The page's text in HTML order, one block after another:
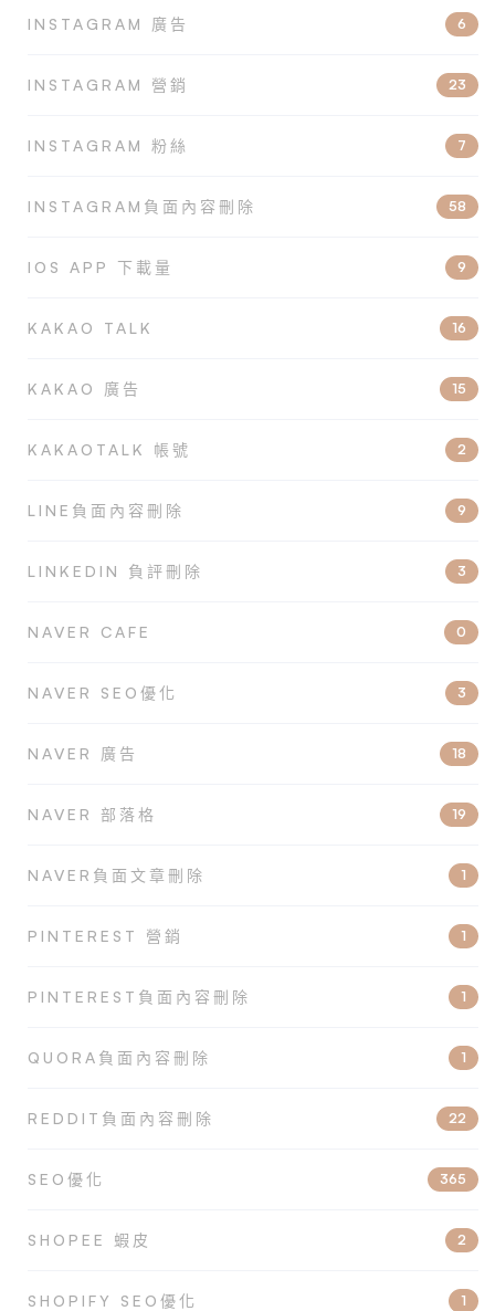
INSTAGRAM 廣告 6
INSTAGRAM 營銷 23
INSTAGRAM 粉絲 7
INSTAGRAM負面內容刪除 58
IOS APP 下載量 9
KAKAO TALK 16
KAKAO 廣告 15
KAKAOTALK 帳號 2
LINE負面內容刪除 9
LINKEDIN 負評刪除 3
NAVER CAFE 0
NAVER SEO優化 3
NAVER 廣告 18
NAVER 部落格 19
NAVER負面文章刪除 1
PINTEREST 營銷 1
PINTEREST負面內容刪除 1
QUORA負面內容刪除 1
REDDIT負面內容刪除 22
SEO優化 365
SHOPEE 蝦皮 2
SHOPIFY SEO優化 1